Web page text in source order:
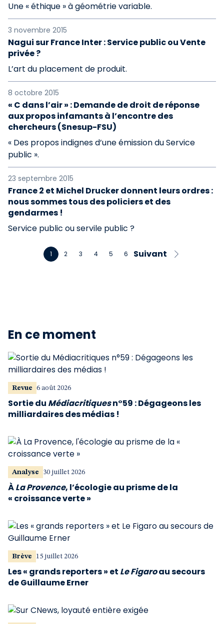
Une « éthique » à géométrie variable.
3 novembre 2015
Nagui sur France Inter : Service public ou Vente
privée ?
L’art du placement de produit.
8 octobre 2015
« C dans l’air » : Demande de droit de réponse
aux propos infamants à l’encontre des
chercheurs (Snesup-FSU)
« Des propos indignes d’une émission du Service
public ».
23 septembre 2015
France 2 et Michel Drucker donnent leurs ordres :
nous sommes tous des policiers et des
gendarmes !
Service public ou servile public ?
1 2 3 4 5 6 Suivant
En ce moment
Revue 6 août 2026
Sortie du Médiacritiquesn°59 : Dégageons les
milliardaires des médias !
Analyse 30 juillet 2026
ÀLa Provence, l’écologie au prisme de la
« croissance verte »
Brève 15 juillet 2026
Les « grands reporters » et Le Figaroau secours
de Guillaume Erner